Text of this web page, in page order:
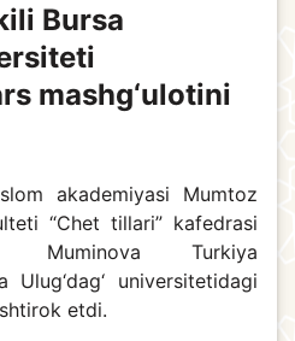
Bursa
mashg‘ulotini
akademiyasi Mumtoz
“Chet tillari” kafedrasi
Muminova Turkiya
Ulug‘dag‘ universitetidagi
etdi.